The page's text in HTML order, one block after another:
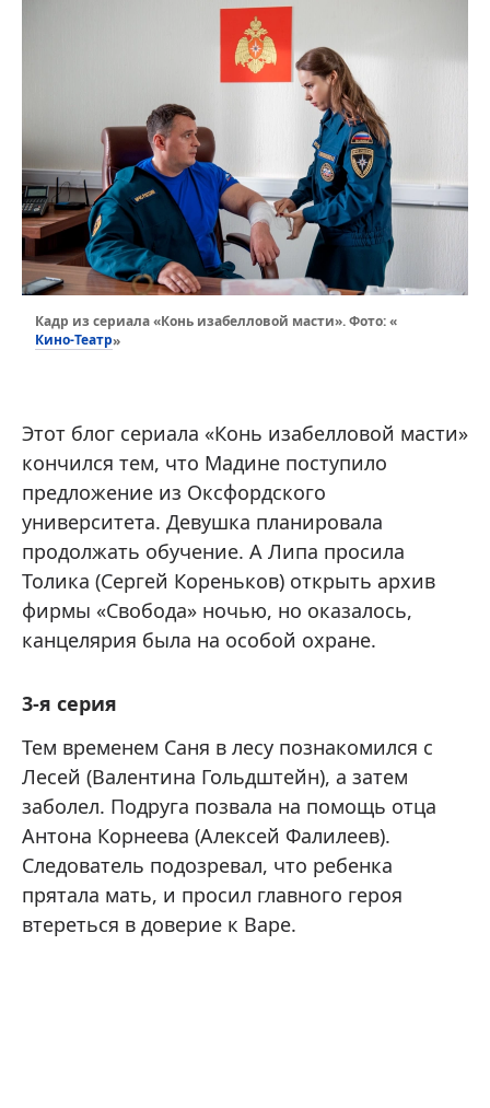
Кадр из сериала «Конь изабелловой масти». Фото: «
Кино-Театр»
Этот блог сериала «Конь изабелловой масти»
кончился тем, что Мадине поступило
предложение из Оксфордского
университета. Девушка планировала
продолжать обучение. А Липа просила
Толика (Сергей Кореньков) открыть архив
фирмы «Свобода» ночью, но оказалось,
канцелярия была на особой охране.
3-я серия
Тем временем Саня в лесу познакомился с
Лесей (Валентина Гольдштейн), а затем
заболел. Подруга позвала на помощь отца
Антона Корнеева (Алексей Фалилеев).
Следователь подозревал, что ребенка
прятала мать, и просил главного героя
втереться в доверие к Варе.